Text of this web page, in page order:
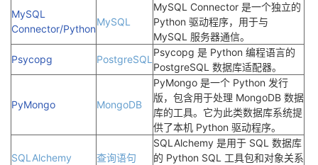
MySQL
Connector/Python
MySQL
MySQL Connector 是一个独立的
Python 驱动程序，用于与
MySQL 服务器通信。
Psycopg
PostgreSQL
Psycopg 是 Python 编程语言的
PostgreSQL 数据库适配器。
PyMongo MongoDB
PyMongo 是一个 Python 发行
版，包含用于处理 MongoDB 数据
库的工具。它为此类数据库系统提
供了本机 Python 驱动程序。
SQLAlchemy 查询语句
SQLAlchemy 是用于 SQL 数据库
的 Python SQL 工具包和对象关系